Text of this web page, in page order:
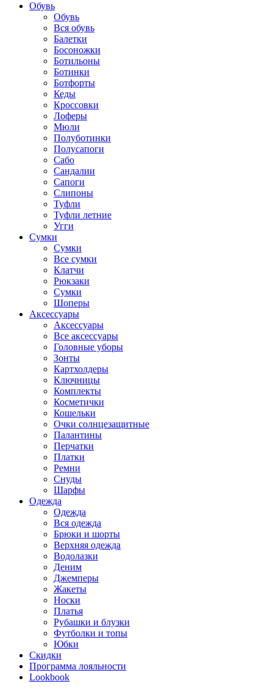
Обувь
Обувь
Вся обувь
Балетки
Босоножки
Ботильоны
Ботинки
Ботфорты
Кеды
Кроссовки
Лоферы
Мюли
Полуботинки
Полусапоги
Сабо
Сандалии
Сапоги
Слипоны
Туфли
Туфли летние
Угги
Сумки
Сумки
Все сумки
Клатчи
Рюкзаки
Сумки
Шоперы
Аксессуары
Аксессуары
Все аксессуары
Головные уборы
Зонты
Картхолдеры
Ключницы
Комплекты
Косметички
Кошельки
Очки солнцезащитные
Палантины
Перчатки
Платки
Ремни
Снуды
Шарфы
Одежда
Одежда
Вся одежда
Брюки и шорты
Верхняя одежда
Водолазки
Деним
Джемперы
Жакеты
Носки
Платья
Рубашки и блузки
Футболки и топы
Юбки
Скидки
Программа лояльности
Lookbook